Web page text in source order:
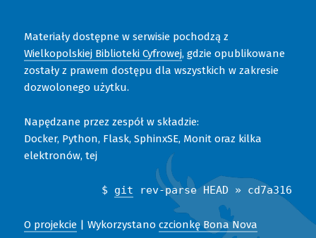
Materiały dostępne w serwisie pochodzą z
Wielkopolskiej Biblioteki Cyfrowej, gdzie opublikowane
zostały z prawem dostępu dla wszystkich w zakresie
dozwolonego użytku.
Napędzane przez zespół w składzie:
Docker, Python, Flask, SphinxSE, Monit oraz kilka
elektronów, tej
$ git rev-parse HEAD » cd7a316
O projekcie| Wykorzystano czcionkę Bona Nova